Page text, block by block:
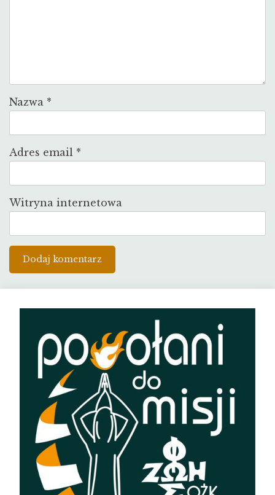
Nazwa *
Adres email *
Witryna internetowa